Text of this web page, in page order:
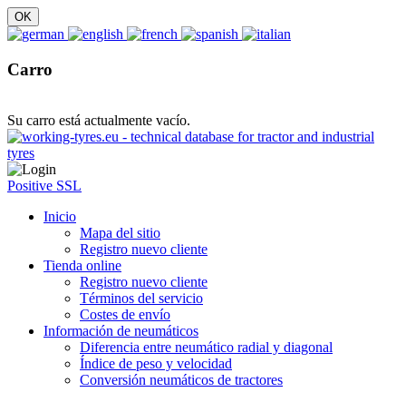
Carro
Su carro está actualmente vacío.
Positive SSL
Inicio
Mapa del sitio
Registro nuevo cliente
Tienda online
Registro nuevo cliente
Términos del servicio
Costes de envío
Información de neumáticos
Diferencia entre neumático radial y diagonal
Índice de peso y velocidad
Conversión neumáticos de tractores